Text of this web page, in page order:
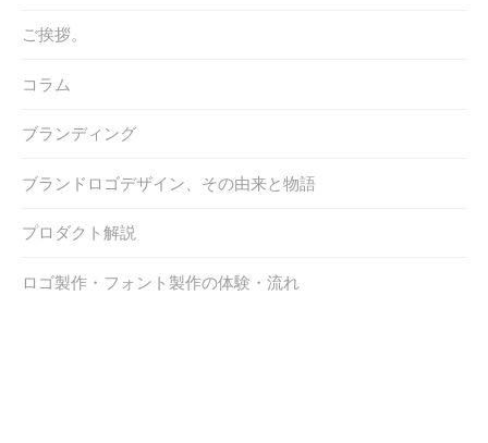
ご挨拶。
コラム
ブランディング
ブランドロゴデザイン、その由来と物語
プロダクト解説
ロゴ製作・フォント製作の体験・流れ